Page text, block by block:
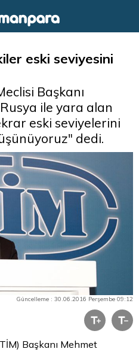
eski seviyesini
Başkanı
ile yara alan
eski seviyelerini
dedi.
Güncelleme : 30.06.2016 Perşembe 09:12
Başkanı Mehmet